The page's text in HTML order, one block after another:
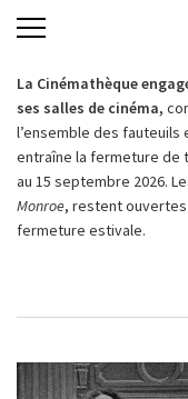
La Cinémathèque
ses salles de cinéma,
l’ensemble des fauteuils
entraîne la fermeture de
au 15 septembre 2026.
Monroe, restent ouvertes
fermeture estivale.